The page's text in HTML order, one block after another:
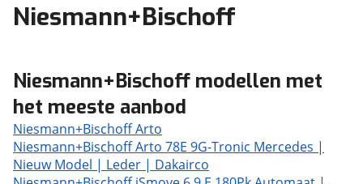
Niesmann+Bischoff
Niesmann+Bischoff modellen met
het meeste aanbod
Niesmann+Bischoff Arto
Niesmann+Bischoff Arto 78E 9G-Tronic Mercedes |
Nieuw Model | Leder | Dakairco